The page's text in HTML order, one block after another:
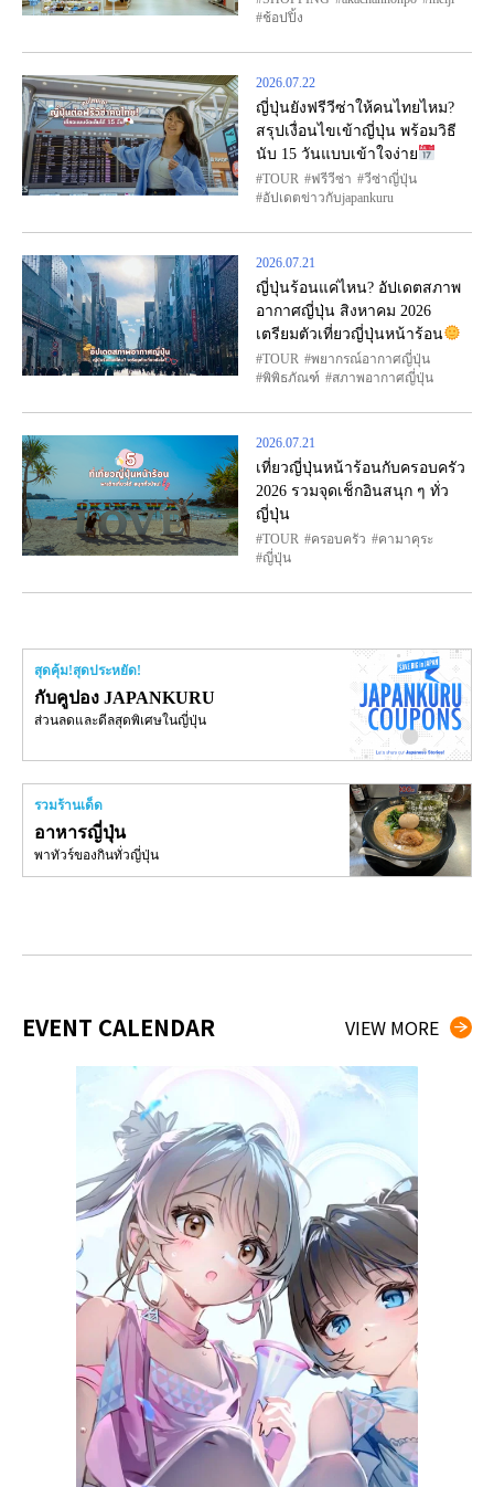
ช้อปปิ้ง
2026.07.22
ญี่ปุ่นยังฟรีวีซ่าให้คนไทยไหม?
สรุปเงื่อนไขเข้าญี่ปุ่น พร้อมวิธี
นับ 15 วันแบบเข้าใจง่าย
TOUR ฟรีวีซ่า
วีซ่าญี่ปุ่น
อัปเดตข่าวกับjapankuru
2026.07.21
ญี่ปุ่นร้อนแค่ไหน? อัปเดตสภาพ
อากาศญี่ปุ่น สิงหาคม 2026
เตรียมตัวเที่ยวญี่ปุ่นหน้าร้อน
TOUR
พยากรณ์อากาศญี่ปุ่น
พิพิธภัณฑ์
สภาพอากาศญี่ปุ่น
2026.07.21
เที่ยวญี่ปุ่นหน้าร้อนกับครอบครัว
2026 รวมจุดเช็กอินสนุก ๆ ทั่ว
ญี่ปุ่น
TOUR ครอบครัว
คามาคุระ
ญี่ปุ่น
สุดคุ้ม!สุดประหยัด!
กับคูปอง JAPANKURU
ส่วนลดและดีลสุดพิเศษในญี่ปุ่น
รวมร้านเด็ด
อาหารญี่ปุ่น
พาทัวร์ของกินทั่วญี่ปุ่น
EVENT CALENDAR VIEW MORE